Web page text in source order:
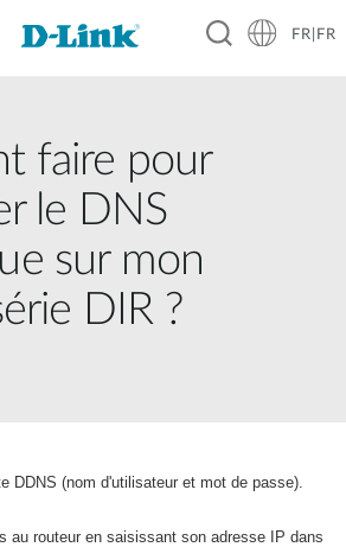
FR|FR
faire pour
le DNS
sur mon
DIR ?
DDNS (nom d'utilisateur et mot de passe).
au routeur en saisissant son adresse IP dans